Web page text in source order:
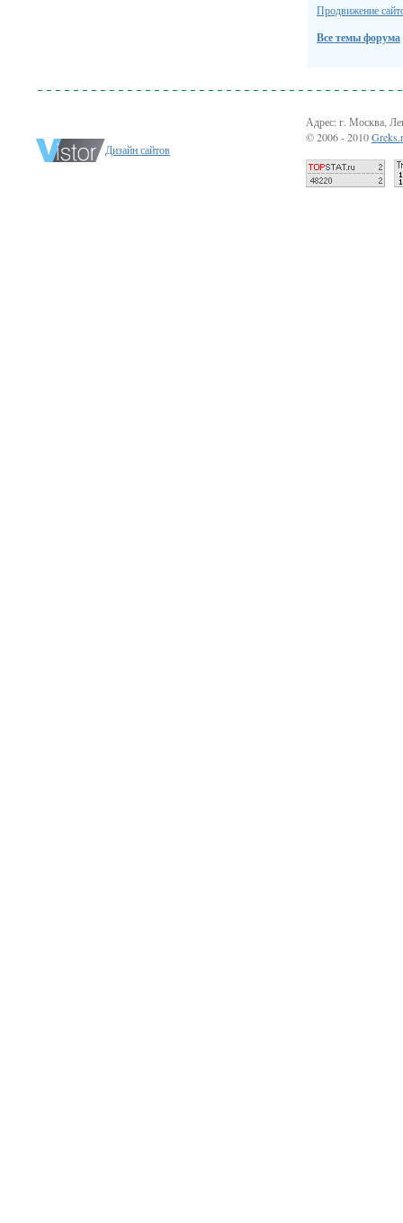
Продвижение
Все темы форума
Дизайн сайтов
Адрес: г. Москва,
© 2006 - 2010